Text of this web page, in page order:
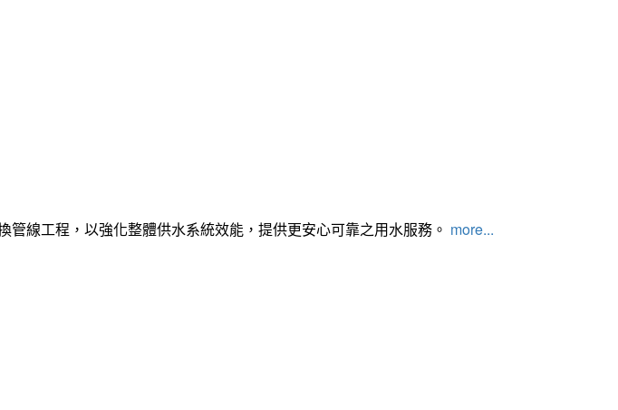
線工程，以強化整體供水系統效能，提供更安心可靠之用水服務。 more...